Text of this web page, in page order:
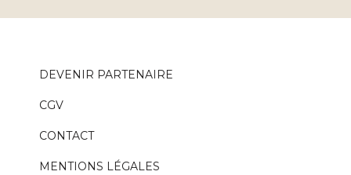
DEVENIR PARTENAIRE
CGV
CONTACT
MENTIONS LÉGALES